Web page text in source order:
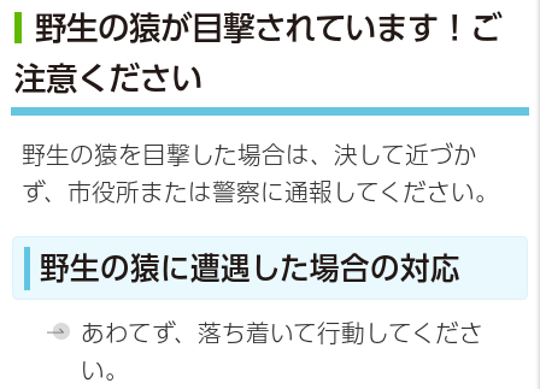
野生の猿が目撃されています！ご
注意ください
野生の猿を目撃した場合は、決して近づか
ず、市役所または警察に通報してください。
野生の猿に遭遇した場合の対応
あわてず、落ち着いて行動してくださ
い。